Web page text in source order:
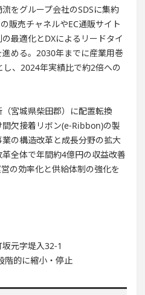
をグループ会社のSDSに集約
販売チャネルやEC通販サイト
最適化とDXによるリードタイ
める。2030年までに産業用巻
、2024年実績比で約2倍への
宮城県柴田郡）に配置転換
欠接着リボン(e-Ribbon)の製
の構造改革と成長分野の拡大
全体で年間約4億円の収益改善
の効率化と供給体制の強化を
元字堤入32-1
階的に縮小・停止